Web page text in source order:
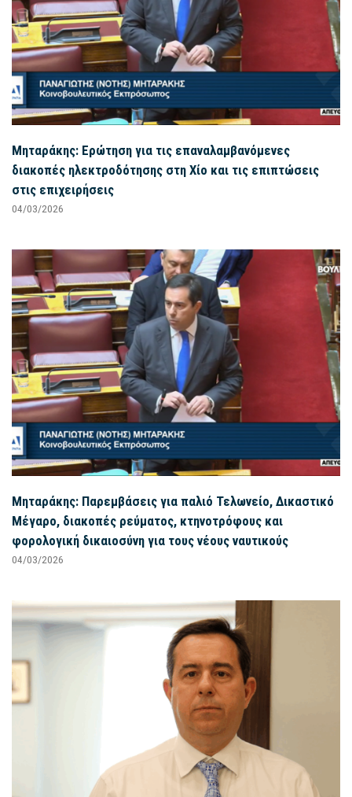
Μηταράκης: Ερώτηση για τις επαναλαμβανόμενες
διακοπές ηλεκτροδότησης στη Χίο και τις επιπτώσεις
στις επιχειρήσεις
04/03/2026
Μηταράκης: Παρεμβάσεις για παλιό Τελωνείο, Δικαστικό
Μέγαρο, διακοπές ρεύματος, κτηνοτρόφους και
φορολογική δικαιοσύνη για τους νέους ναυτικούς
04/03/2026